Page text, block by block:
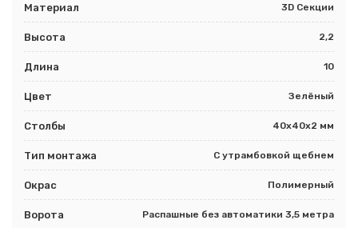
Материал 3D Секции
Высота 2,2
Длина 10
Цвет Зелёный
Столбы 40х40х2 мм
Тип монтажа С утрамбовкой щебнем
Окрас Полимерный
Ворота Распашные без автоматики 3,5 метра